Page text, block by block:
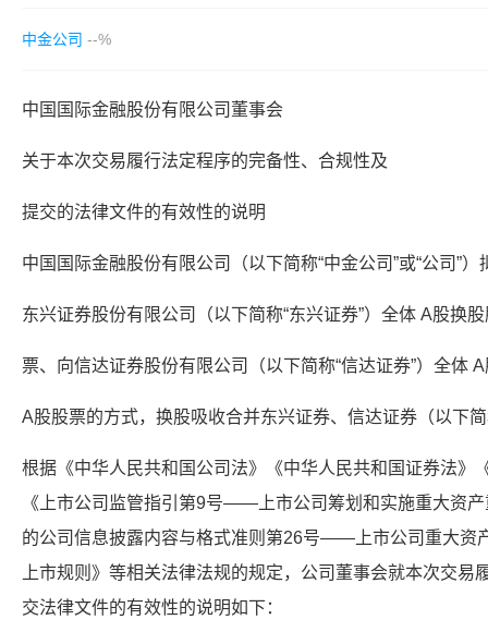
中金公司 --%
中国国际金融股份有限公司董事会
关于本次交易履行法定程序的完备性、合规性及
提交的法律文件的有效性的说明
中国国际金融股份有限公司（以下简称“中金公司”或“公司”）
东兴证券股份有限公司（以下简称“东兴证券”）全体 A股换
票、向信达证券股份有限公司（以下简称“信达证券”）全体
A股股票的方式，换股吸收合并东兴证券、信达证券（以下简
根据《中华人民共和国公司法》《中华人民共和国证券法》
《上市公司监管指引第9号——上市公司筹划和实施重大资
的公司信息披露内容与格式准则第26号——上市公司重大资
上市规则》等相关法律法规的规定，公司董事会就本次交易
交法律文件的有效性的说明如下：